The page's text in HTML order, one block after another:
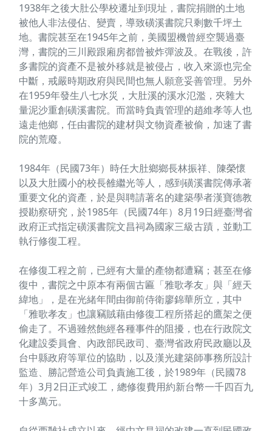
1938年之後大肚公學校遷址到現址，書院捐贈的土地
被他人非法侵佔、變賣，導致磺溪書院只剩數千坪土
地。書院甚至在1945年之前，美國盟機曾經空襲過臺
灣，書院的三川殿跟廂房都曾被炸彈波及。在戰後，許
多書院的資產不是被外移就是被侵占，收入來源也完全
中斷，戒嚴時期政府與民間也無人願意妥善管理。另外
在1959年發生八七水災，大肚溪的溪水氾濫，夾雜大
量泥沙重創磺溪書院。而當時負責管理的趙維孝等人也
遠走他鄉，任由書院的建材與文物資產被偷，加速了書
院的荒廢。
1984年（民國73年）時任大肚鄉鄉長林振祥、陳榮懷
以及大肚國小的校長雒繼光等人，感到磺溪書院傳承著
重要文化的資產，於是與聘請著名的建築學者漢寶德教
授勘察研究，於1985年（民國74年）8月19日經臺灣省
政府正式指定磺溪書院文昌祠為國家三級古蹟，並動工
執行修復工程。
在修復工程之前，已經有大量的產物都遭竊；甚至在修
復中，書院之中原本有兩個古匾「雅歌孝友」與「經天
緯地」，是在光緒年間由御前侍衛廖錦華所立，其中
「雅歌孝友」也讓竊賊藉由修復工程所搭起的鷹架之便
偷走了。不過雖然飽經各種事件的阻擾，也在行政院文
化建設委員會、內政部民政司、臺灣省政府民政廳以及
台中縣政府等單位的協助，以及漢光建築師事務所設計
監造、勝記營造公司負責施工後，於1989年（民國78
年）3月2日正式竣工，總修復費用約新台幣一千四百九
十多萬元。